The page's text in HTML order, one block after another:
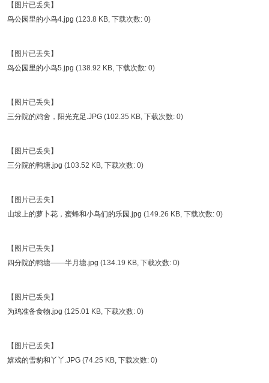
【图片已丢失】
鸟公园里的小鸟4.jpg (123.8 KB, 下载次数: 0)
【图片已丢失】
鸟公园里的小鸟5.jpg (138.92 KB, 下载次数: 0)
【图片已丢失】
三分院的鸡舍，阳光充足.JPG (102.35 KB, 下载次数: 0)
【图片已丢失】
三分院的鸭塘.jpg (103.52 KB, 下载次数: 0)
【图片已丢失】
山坡上的萝卜花，蜜蜂和小鸟们的乐园.jpg (149.26 KB, 下载次数: 0)
【图片已丢失】
四分院的鸭塘——半月塘.jpg (134.19 KB, 下载次数: 0)
【图片已丢失】
为鸡准备食物.jpg (125.01 KB, 下载次数: 0)
【图片已丢失】
嬉戏的雪豹和丫丫.JPG (74.25 KB, 下载次数: 0)